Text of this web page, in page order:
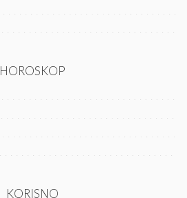
HOROSKOP
KORISNO